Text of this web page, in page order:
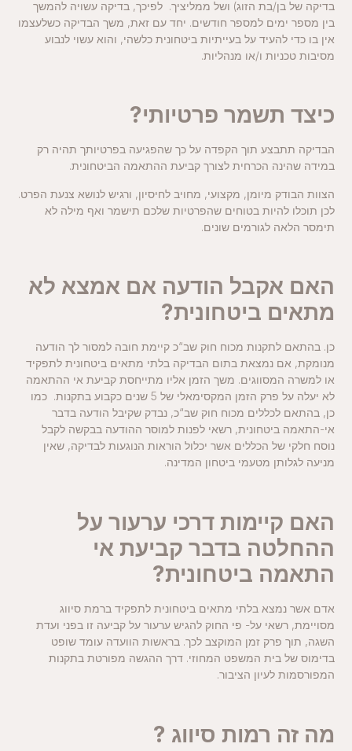
בדיקה של בן/בת הזוג) ושל ממליציך. לפיכך, בדיקה עשויה להמשך
בין מספר ימים למספר חודשים. יחד עם זאת, משך הבדיקה כשלעצמו
אין בו כדי להעיד על בעייתיות ביטחונית כלשהי, והוא עשוי לנבוע
מסיבות טכניות ו/או מנהליות.
כיצד תשמר פרטיותי?
הבדיקה תתבצע תוך הקפדה על כך שהפגיעה בפרטיותך תהיה רק
במידה שהינה הכרחית לצורך קביעת ההתאמה הביטחונית.
הצוות הבודק מיומן, מקצועי, מחויב לחיסיון, ורגיש לנושא צנעת הפרט.
לכן תוכלו להיות בטוחים שהפרטיות שלכם תישמר ואף מילה לא
תימסר הלאה לגורמים שונים.
האם אקבל הודעה אם אמצא לא
מתאים ביטחונית?
כן. בהתאם לתקנות מכוח חוק שב“כ קיימת חובה למסור לך הודעה
מנומקת, אם נמצאת בתום הבדיקה בלתי מתאים ביטחונית לתפקיד
או למשרה המסווגים. משך הזמן אליו מתייחסת קביעת אי ההתאמה
לא יעלה על פרק הזמן המקסימאלי של 5 שנים כקבוע בתקנות. כמו
כן, בהתאם לכללים מכוח חוק שב“כ, נבדק שקיבל הודעה בדבר
אי-התאמה ביטחונית, רשאי לפנות למוסר ההודעה בבקשה לקבל
נוסח חלקי של הכללים אשר יכלול הוראות הנוגעות לבדיקה, שאין
מניעה לגלותן מטעמי ביטחון המדינה.
האם קיימות דרכי ערעור על
ההחלטה בדבר קביעת אי
התאמה ביטחונית?
אדם אשר נמצא בלתי מתאים ביטחונית לתפקיד ברמת סיווג
מסויימת, רשאי על- פי החוק להגיש ערעור על קביעה זו בפני ועדת
השגה, תוך פרק זמן המוקצב לכך. בראשות הוועדה עומד שופט
בדימוס של בית המשפט המחוזי. דרך ההגשה מפורטת בתקנות
המפורסמות לעיון הציבור.
מה זה רמות סיווג ?